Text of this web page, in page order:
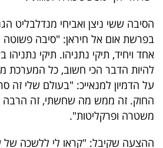
הסיבה ששי ניצן ואביחי מנדלבליט
בפרשת אום אל חיראן: "סיבה פשוטה
אחד ויחיד, תיקי נתניהו. תיקי
להיות הדבר הכי חשוב, כל המערכת
על הדמיון למנאייכ: "בעולם שלי זה
החוק. זה ממש מה שחשתי, זה
משטרה ופרקליטות".
ההצעה שקיבל: "קראו לי ללשכה של